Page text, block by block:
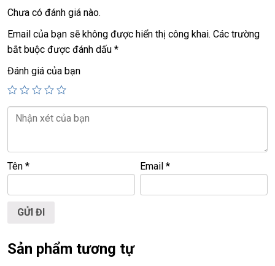
===================================================
Website: LAPTOP TRIỀU PHÁT
Face. Viber. Zalo :0938.078.389
<<< Tất cả sản phẩm Laptop Triều Phát đều được bao ra hãng
check! >>>
Chưa có đánh giá nào.
Email của bạn sẽ không được hiển thị công khai. Các trường
bắt buộc được đánh dấu *
Đánh giá của bạn
Tên * Email*
Sản phẩm tương tự